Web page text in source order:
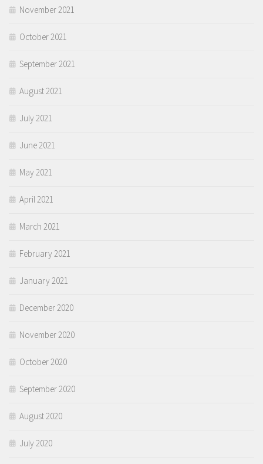
November 2021
October 2021
September 2021
August 2021
July 2021
June 2021
May 2021
April 2021
March 2021
February 2021
January 2021
December 2020
November 2020
October 2020
September 2020
August 2020
July 2020